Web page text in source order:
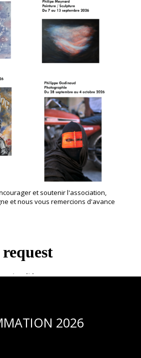
et soutenir l'association,
et nous vous remercions d'avance
2026